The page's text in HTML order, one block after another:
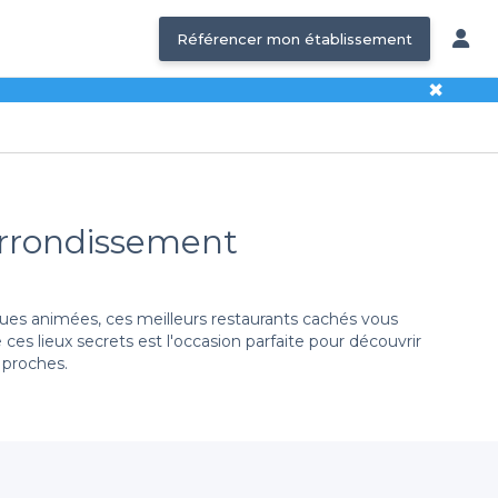
Référencer mon établissement
✖
animées, ces meilleurs restaurants cachés vous
lieux secrets est l'occasion parfaite pour découvrir
vous permet de réserver en quelques clics un
référencé présente des atouts spécifiques. Nous